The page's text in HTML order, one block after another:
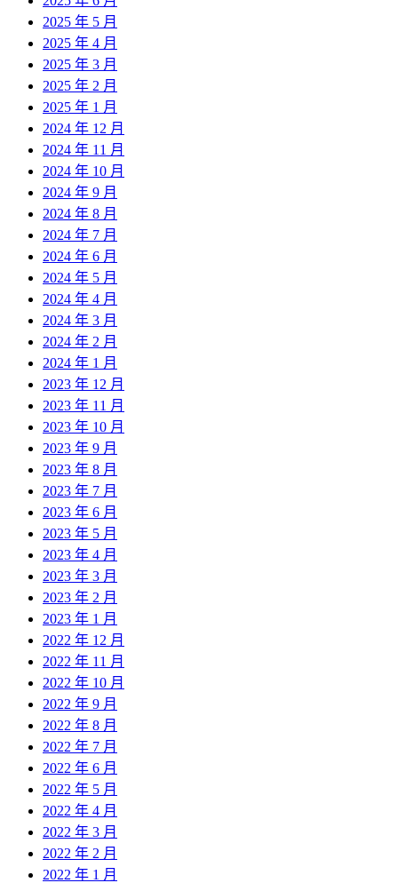
2025 年 5 月
2025 年 4 月
2025 年 3 月
2025 年 2 月
2025 年 1 月
2024 年 12 月
2024 年 11 月
2024 年 10 月
2024 年 9 月
2024 年 8 月
2024 年 7 月
2024 年 6 月
2024 年 5 月
2024 年 4 月
2024 年 3 月
2024 年 2 月
2024 年 1 月
2023 年 12 月
2023 年 11 月
2023 年 10 月
2023 年 9 月
2023 年 8 月
2023 年 7 月
2023 年 6 月
2023 年 5 月
2023 年 4 月
2023 年 3 月
2023 年 2 月
2023 年 1 月
2022 年 12 月
2022 年 11 月
2022 年 10 月
2022 年 9 月
2022 年 8 月
2022 年 7 月
2022 年 6 月
2022 年 5 月
2022 年 4 月
2022 年 3 月
2022 年 2 月
2022 年 1 月